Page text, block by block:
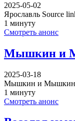
2025-05-02
Ярославль Source
1 минуту
Смотреть анонс
Мышкин и
2025-03-18
Мышкин и
1 минуту
Смотреть анонс